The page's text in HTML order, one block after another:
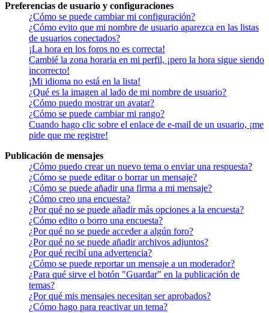
Preferencias de usuario y configuraciones
¿Cómo se puede cambiar mi configuración?
¿Cómo evito que mi nombre de usuario aparezca en las listas
de usuarios conectados?
¡La hora en los foros no es correcta!
Cambié la zona horaria en mi perfil, ¡pero la hora sigue siendo
incorrecto!
¡Mi idioma no está en la lista!
¿Qué es la imagen al lado de mi nombre de usuario?
¿Cómo puedo mostrar un avatar?
¿Cómo se puede cambiar mi rango?
Cuando hago clic sobre el enlace de e-mail de un usuario, ¡me
pide que me registre!
Publicación de mensajes
¿Cómo puedo crear un nuevo tema o enviar una respuesta?
¿Cómo se puede editar o borrar un mensaje?
¿Cómo se puede añadir una firma a mi mensaje?
¿Cómo creo una encuesta?
¿Por qué no se puede añadir más opciones a la encuesta?
¿Cómo edito o borro una encuesta?
¿Por qué no se puede acceder a algún foro?
¿Por qué no se puede añadir archivos adjuntos?
¿Por qué recibí una advertencia?
¿Cómo se puede reportar un mensaje a un moderador?
¿Para qué sirve el botón "Guardar" en la publicación de
temas?
¿Por qué mis mensajes necesitan ser aprobados?
¿Cómo hago para reactivar un tema?